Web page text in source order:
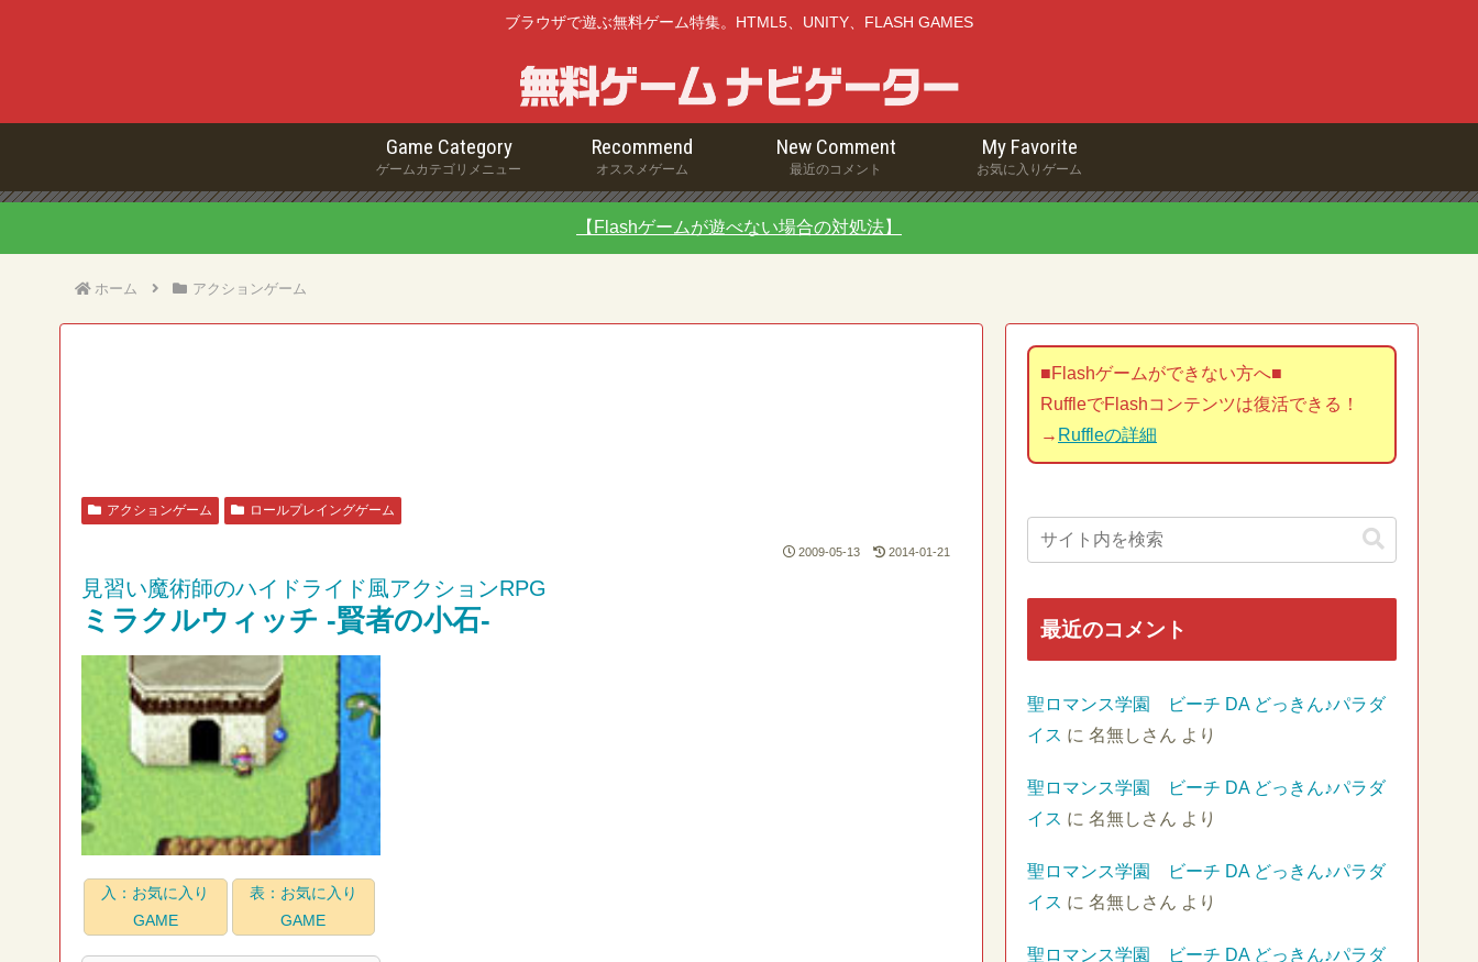
ブラウザで遊ぶ無料ゲーム特集。HTML5、UNITY、FLASH GAMES
Game Category
ゲームカテゴリメニュー
Recommend
オススメゲーム
New Comment
最近のコメント
My Favorite
お気に入りゲーム
【Flashゲームが遊べない場合の対処法】
ホーム アクションゲーム
アクションゲーム ロールプレイングゲーム
2009-05-13 2014-01-21
見習い魔術師のハイドライド風アクションRPG
ミラクルウィッチ -賢者の小石-
入：お気に入り
GAME
表：お気に入り
GAME
■Flashゲームができない方へ■
RuffleでFlashコンテンツは復活できる！
→ Ruffleの詳細
最近のコメント
聖ロマンス学園 ビーチ DA どっきん♪パラダ
イス に 名無しさん より
聖ロマンス学園 ビーチ DA どっきん♪パラダ
イス に 名無しさん より
聖ロマンス学園 ビーチ DA どっきん♪パラダ
イス に 名無しさん より
聖ロマンス学園 ビーチ DA どっきん♪パラダ